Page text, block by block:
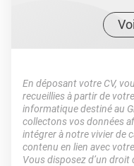
En déposant votre CV,
recueillies à partir de
informatique destiné au
collectons vos données
intégrer à notre vivier de
contenu en lien avec
Vous disposez d’un droit